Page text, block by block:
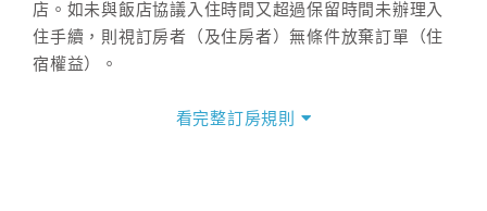
店。如未與飯店協議入住時間又超過保留時間未辦理入
住手續，則視訂房者（及住房者）無條件放棄訂單（住
宿權益）。
看完整訂房規則